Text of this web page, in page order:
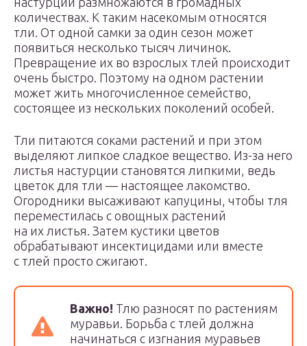
количествах. К таким насекомым относятся
тли. От одной самки за один сезон может
появиться несколько тысяч личинок.
Превращение их во взрослых тлей происходит
очень быстро. Поэтому на одном растении
может жить многочисленное семейство,
состоящее из нескольких поколений особей.
Тли питаются соками растений и при этом
выделяют липкое сладкое вещество. Из-за него
листья настурции становятся липкими, ведь
цветок для тли — настоящее лакомство.
Огородники высаживают капуцины, чтобы тля
переместилась с овощных растений
на их листья. Затем кустики цветов
обрабатывают инсектицидами или вместе
с тлей просто сжигают.
Важно! Тлю разносят по растениям
муравьи. Борьба с тлей должна
начинаться с изгнания муравьев